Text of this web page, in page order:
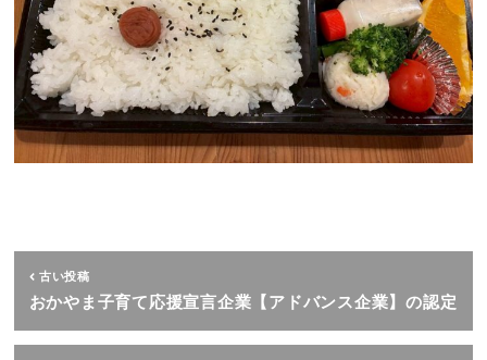
古い投稿
おかやま子育て応援宣言企業【アドバンス企業】の認定